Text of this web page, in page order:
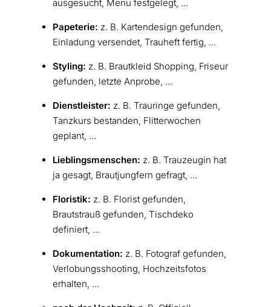
ausgesucht, Menü festgelegt, ...
Papeterie: z. B. Kartendesign gefunden,
Einladung versendet, Trauheft fertig, ...
Styling: z. B. Brautkleid Shopping, Friseur
gefunden, letzte Anprobe, ...
Dienstleister: z. B. Trauringe gefunden,
Tanzkurs bestanden, Flitterwochen
geplant, ...
Lieblingsmenschen: z. B. Trauzeugin hat
ja gesagt, Brautjungfern gefragt, ...
Floristik: z. B. Florist gefunden,
Brautstrauß gefunden, Tischdeko
definiert, ...
Dokumentation: z. B. Fotograf gefunden,
Verlobungsshooting, Hochzeitsfotos
erhalten, ...